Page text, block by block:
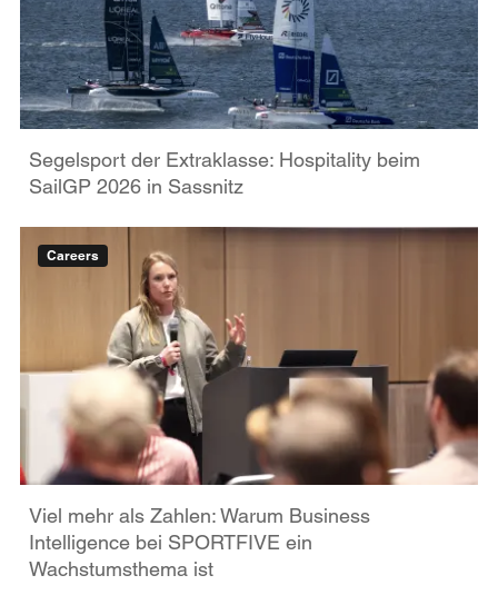
Segelsport der Extraklasse: Hospitality beim
SailGP 2026 in Sassnitz
Careers
Viel mehr als Zahlen: Warum Business
Intelligence bei SPORTFIVE ein
Wachstumsthema ist